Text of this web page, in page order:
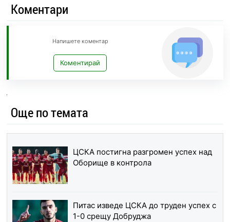
Коментари
Напишете коментар
Коментирай
Още по темата
ЦСКА постигна разгромен успех над
Оборище в контрола
Питас изведе ЦСКА до труден успех с
1-0 срещу Добруджа